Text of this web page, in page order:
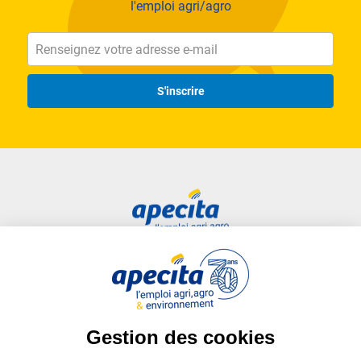
l'emploi agri/agro
S'inscrire
Liens utiles
Plan du site